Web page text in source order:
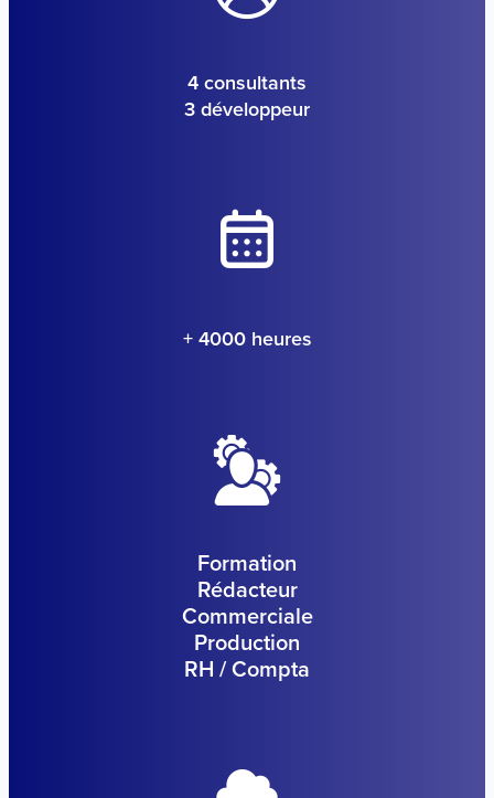
4 consultants
3 développeur
+ 4000 heures
Formation
Rédacteur
Commerciale
Production
RH / Compta